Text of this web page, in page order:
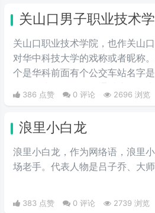
关山口男子职业技术
关山口职业技术学院，也作关山
对华中科技大学的戏称或者昵称
个是华科前面有个公交车站名字
校，女少男多。人们通过这个梗
学称作关山口男子职业技术学院
386 点赞 0 评论 2696 浏览
浪里小白龙
浪里小白龙，作为网络语，浪里
场老手。代表人物是吕子乔、大
383 点赞 0 评论 2739 浏览